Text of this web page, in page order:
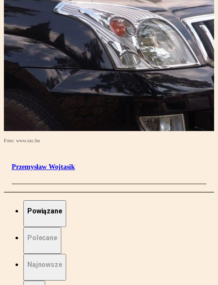
Foto: www.sxc.hu
Przemysław Wojtasik
Powiązane
Polecane
Najnowsze